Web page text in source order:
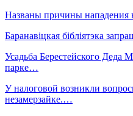
Названы причины нападения
Баранавіцкая бібліятэка
Усадьба Берестейского Деда
парке…
У налоговой возникли
незамерзайке.…